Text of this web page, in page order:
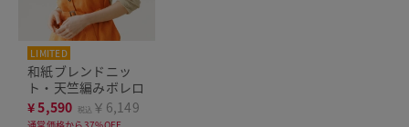
LIMITED
和紙ブレンドニッ
ト・天竺編みボレロ
¥5,590 税込 ￥6,149